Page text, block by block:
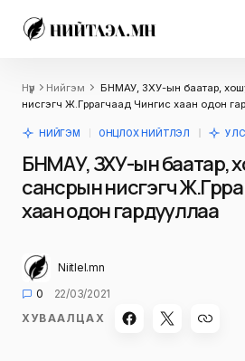
Нүүр Нийгэм
БНМАУ, ЗХУ-ын баатар,
нисгэгч Ж.Гүррагчаад Чингис хаан одон
НИЙГЭМ ОНЦЛОХ НИЙТЛЭЛ УЛС
БНМАУ, ЗХУ-ын баатар,
сансрын нисгэгч
хаан одон гардууллаа
Niitlel.mn
0
22/03/2021
ХУВААЛЦАХ